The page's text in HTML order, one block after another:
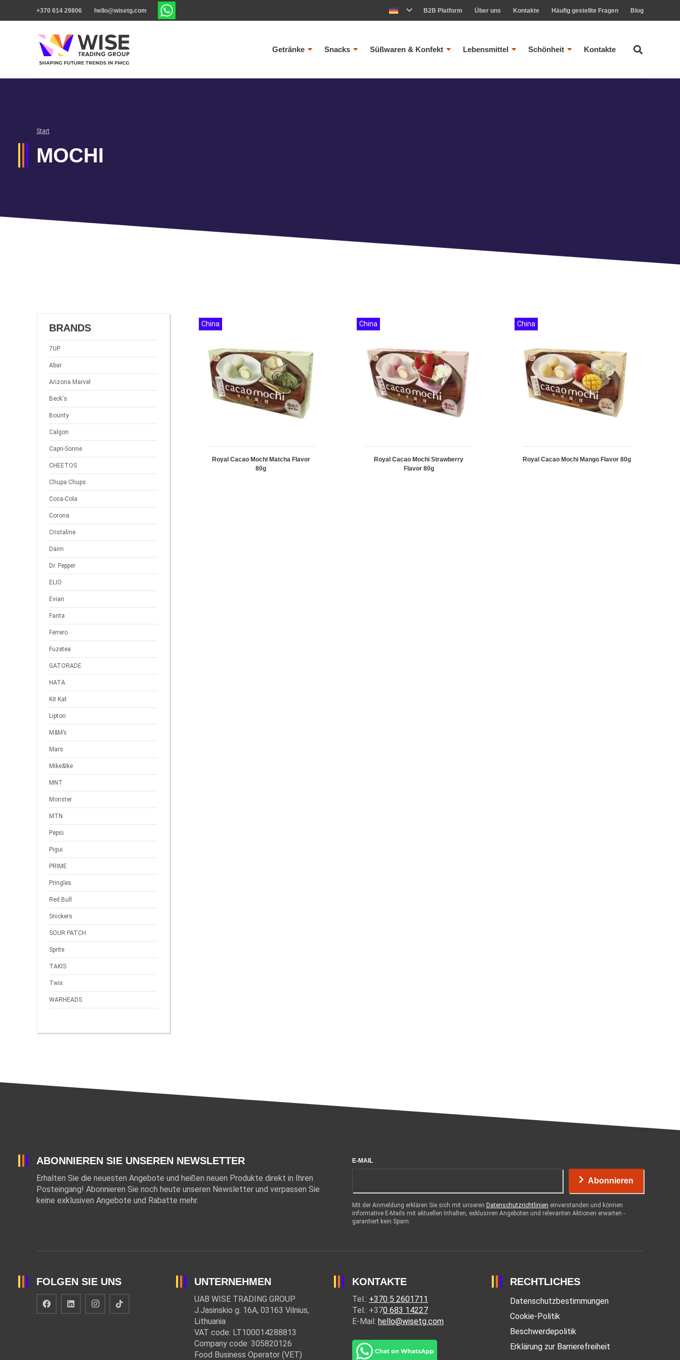
+370 614 29806 hello@wisetg.com B2B Platform Über uns Kontakte Häufig gestellte Fragen Blog
Getränke Snacks Süßwaren & Konfekt Lebensmittel Schönheit Kontakte
Start
MOCHI
BRANDS
7UP
Abar
Arizona Marvel
Beck's
Bounty
Calgon
Capri-Sonne
CHEETOS
Chupa Chups
Coca-Cola
Corona
Cristaline
Daim
Dr. Pepper
ELIO
Evian
Fanta
Ferrero
Fuzetea
GATORADE
HATA
Kit Kat
Lipton
M&M’s
Mars
Mike&Ike
MNT
Monster
MTN
Pepsi
Pigui
PRIME
Pringles
Red Bull
Snickers
SOUR PATCH
Sprite
TAKIS
Twix
WARHEADS
Royal Cacao Mochi Matcha Flavor
80g
China
Royal Cacao Mochi Strawberry
Flavor 80g
China
Royal Cacao Mochi Mango Flavor 80g
China
ABONNIEREN SIE UNSEREN NEWSLETTER
Erhalten Sie die neuesten Angebote und heißen neuen Produkte direkt in Ihren
Posteingang! Abonnieren Sie noch heute unseren Newsletter und verpassen Sie
keine exklusiven Angebote und Rabatte mehr.
E-MAIL
Abonnieren
Mit der Anmeldung erklären Sie sich mit unseren Datenschutzrichtlinien einverstanden und können
informative E-Mails mit aktuellen Inhalten, exklusiven Angeboten und relevanten Aktionen erwarten -
garantiert kein Spam.
FOLGEN SIE UNS UNTERNEHMEN
UAB WISE TRADING GROUP
J.Jasinskio g. 16A, 03163 Vilnius,
Lithuania
VAT code: LT100014288813
Company code: 305820126
Food Business Operator (VET)
KONTAKTE
Tel.: +370 5 2601711
Tel.: +370 683 14227
E-Mail: hello@wisetg.com
RECHTLICHES
Datenschutzbestimmungen
Cookie-Politik
Beschwerdepolitik
Erklärung zur Barrierefreiheit